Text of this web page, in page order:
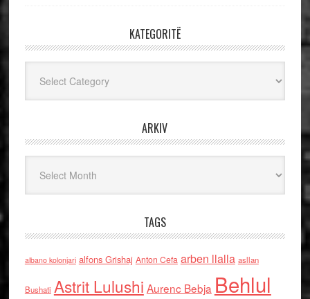
KATEGORITË
ARKIV
TAGS
albano kolonjari alfons Grishaj Anton Cefa arben llalla asllan
Bushati Astrit Lulushi Aurenc Bebja Behlul